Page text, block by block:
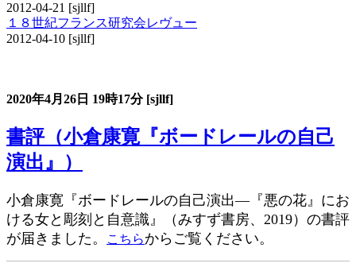
2012-04-21 [sjllf]
１８世紀フランス研究会レヴュー
2012-04-10 [sjllf]
2020年4月26日 19時17分 [sjllf]
書評（小倉康寛『ボードレールの自己
演出』）
小倉康寛『ボードレールの自己演出―『悪の花』にお
ける女と彫刻と自意識』（みすず書房、2019）の書評
が届きました。
こちらからご覧ください。